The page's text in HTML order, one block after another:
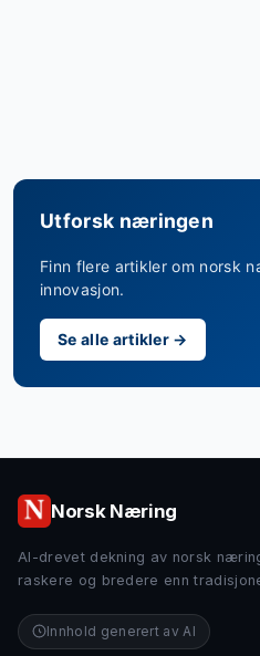
Utforsk næringen
Finn flere artikler om norsk
innovasjon.
Se alle artikler →
Norsk Næring
AI-drevet dekning av norsk
raskere og bredere enn
Innhold generert av AI